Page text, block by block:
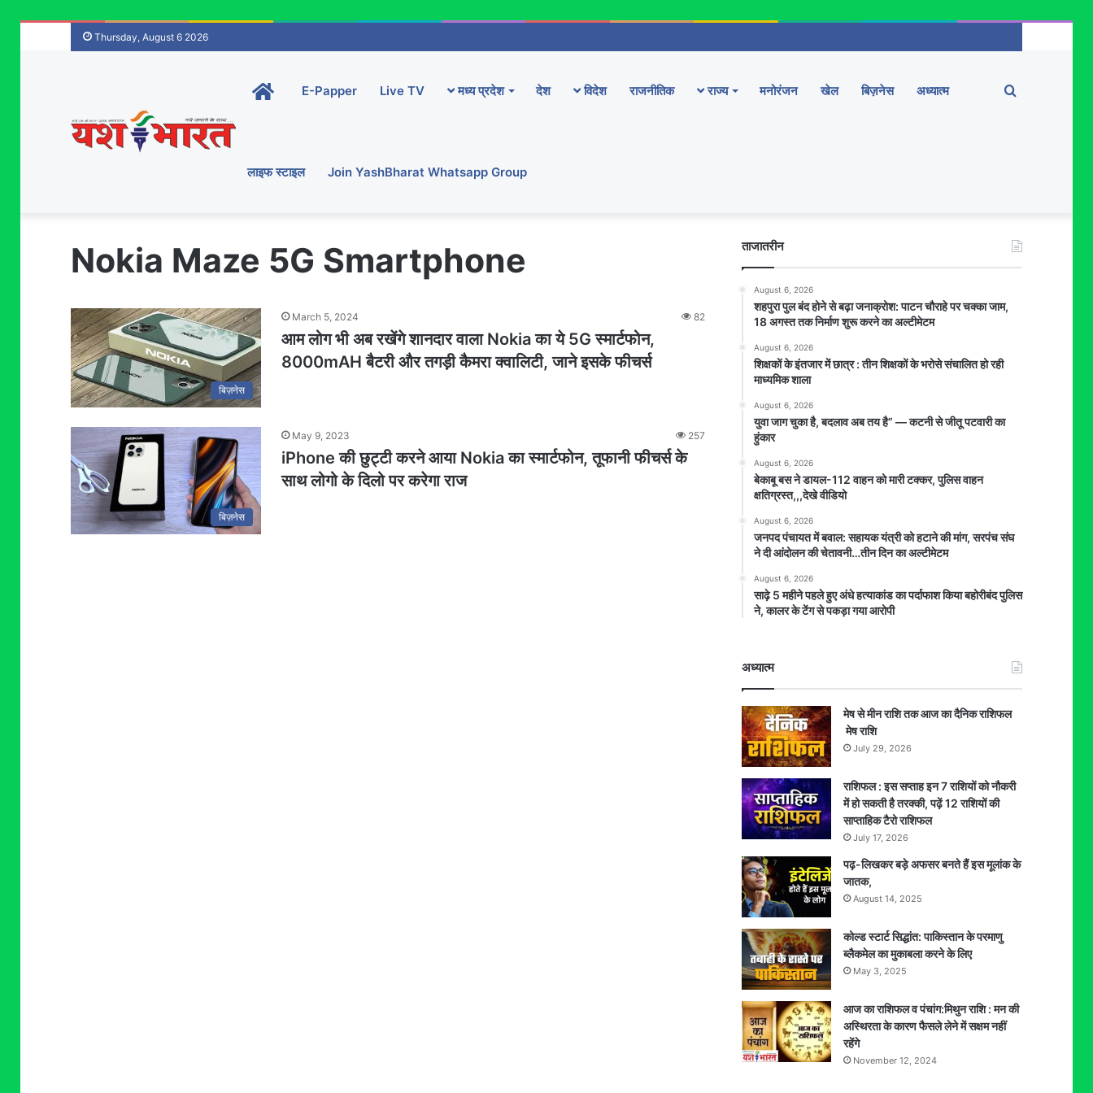
Thursday, August 6 2026
Home-
main
E-Papper Live TV मध्य प्रदेश देश विदेश राजनीतिक राज्य मनोरंजन खेल बिज़नेस अध्यात्म
लाइफ स्टाइल Join YashBharat Whatsapp Group
Search
Nokia Maze 5G Smartphone
बिज़नेस
March 5, 2024 82
आम लोग भी अब रखेंगे शानदार वाला Nokia का ये 5G स्मार्टफोन,
8000mAH बैटरी और तगड़ी कैमरा क्वालिटी, जाने इसके फीचर्स
बिज़नेस
May 9, 2023 257
iPhone की छुट्टी करने आया Nokia का स्मार्टफोन, तूफानी फीचर्स के
साथ लोगो के दिलो पर करेगा राज
ताजातरीन
August 6, 2026
शहपुरा पुल बंद होने से बढ़ा जनाक्रोश: पाटन चौराहे पर चक्का जाम,
18 अगस्त तक निर्माण शुरू करने का अल्टीमेटम
August 6, 2026
शिक्षकों के इंतजार में छात्र : तीन शिक्षकों के भरोसे संचालित हो रही
माध्यमिक शाला
August 6, 2026
युवा जाग चुका है, बदलाव अब तय है” — कटनी से जीतू पटवारी का
हुंकार
August 6, 2026
बेकाबू बस ने डायल-112 वाहन को मारी टक्कर, पुलिस वाहन
क्षतिग्रस्त,,,देखे वीडियो
August 6, 2026
जनपद पंचायत में बवाल: सहायक यंत्री को हटाने की मांग, सरपंच संघ
ने दी आंदोलन की चेतावनी…तीन दिन का अल्टीमेटम
August 6, 2026
साढ़े 5 महीने पहले हुए अंधे हत्याकांड का पर्दाफाश किया बहोरीबंद पुलिस
ने, कालर के टेंग से पकड़ा गया आरोपी
अध्यात्म
मेष से मीन राशि तक आज का दैनिक राशिफल
मेष राशि
July 29, 2026
राशिफल : इस सप्ताह इन 7 राशियों को नौकरी
में हो सकती है तरक्की, पढ़ें 12 राशियों की
साप्ताहिक टैरो राशिफल
July 17, 2026
पढ़-लिखकर बड़े अफसर बनते हैं इस मूलांक के
जातक,
August 14, 2025
कोल्ड स्टार्ट सिद्धांत: पाकिस्तान के परमाणु
ब्लैकमेल का मुकाबला करने के लिए
May 3, 2025
आज का राशिफल व पंचांग:मिथुन राशि : मन की
अस्थिरता के कारण फैसले लेने में सक्षम नहीं
रहेंगे
November 12, 2024